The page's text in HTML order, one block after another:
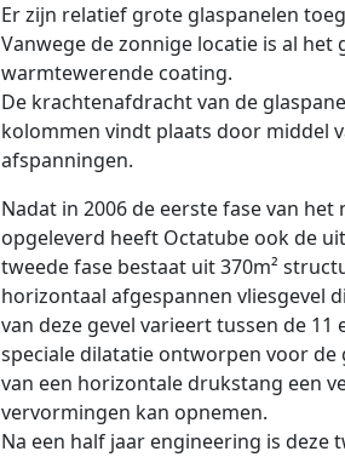
Er zijn relatief grote glaspanelen
Vanwege de zonnige locatie is al het
warmtewerende coating.
De krachtenafdracht van de
kolommen vindt plaats door middel
afspanningen.
Nadat in 2006 de eerste fase van het
opgeleverd heeft Octatube ook de
tweede fase bestaat uit 370m²
horizontaal afgespannen vliesgevel
van deze gevel varieert tussen de 11
speciale dilatatie ontworpen voor de
van een horizontale drukstang een
vervormingen kan opnemen.
Na een half jaar engineering is deze